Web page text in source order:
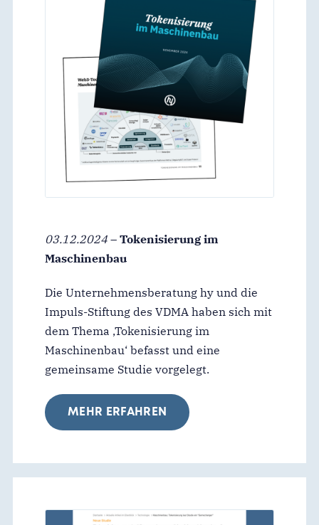
03.12.2024 – Tokenisierung im
Maschinenbau
Die Unternehmensberatung hy und die
Impuls-Stiftung des VDMA haben sich mit
dem Thema ‚Tokenisierung im
Maschinenbau‘ befasst und eine
gemeinsame Studie vorgelegt.
MEHR ERFAHREN